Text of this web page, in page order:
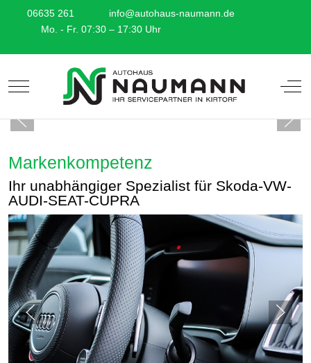
06635 261
info@autohaus-naumann.de
Mo. - Fr. 07:30 – 17:30 Uhr
Mobile Menu Toggle Off-
Markenkompetenz
Ihr unabhängiger Spezialist für Skoda-VW-
AUDI-SEAT-CUPRA